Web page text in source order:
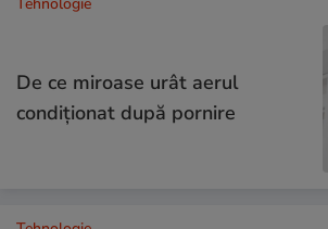
De ce miroase urât aerul
condiționat după pornire